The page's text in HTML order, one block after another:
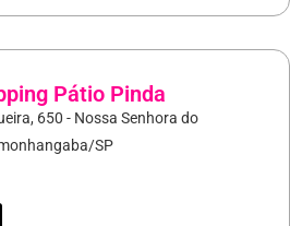
Pátio Pinda
650 - Nossa Senhora do
SP